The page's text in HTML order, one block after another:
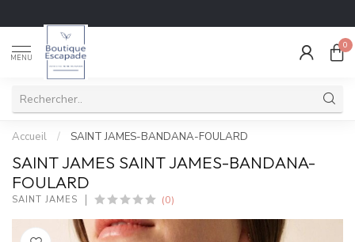
MENU
0
Accueil / SAINT JAMES-BANDANA-FOULARD
SAINT JAMES SAINT JAMES-BANDANA-
FOULARD
SAINT JAMES (0)